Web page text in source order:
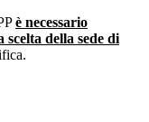
è necessario
della sede di